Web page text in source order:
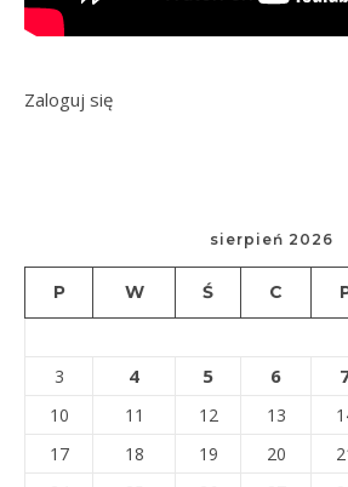
Zaloguj się
sierpień 2026
P W Ś C
3
4 5 6
10
11 12 13
17
18 19 20